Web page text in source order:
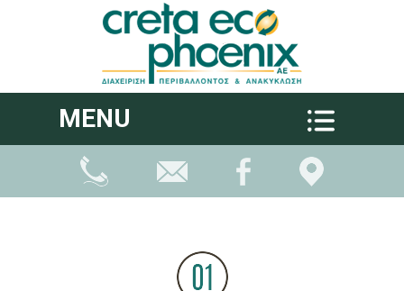
MENU